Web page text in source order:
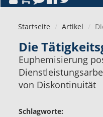
Startseite Artikel
Die
Euphemisierung
von Diskontinuität
Schlagworte: